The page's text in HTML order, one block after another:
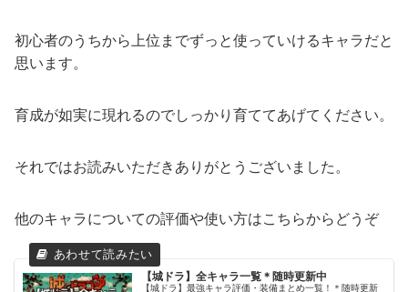
初心者のうちから上位までずっと使っていけるキャラだと
思います。
育成が如実に現れるのでしっかり育ててあげてください。
それではお読みいただきありがとうございました。
他のキャラについての評価や使い方はこちらからどうぞ
【城ドラ】全キャラ一覧＊随時更新中
【城ドラ】最強キャラ評価・装備まとめ一覧！＊随時更新